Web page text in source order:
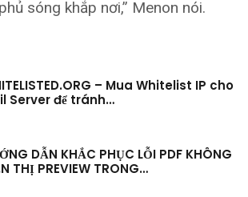
sóng khắp nơi,” Menon nói.
– Mua Whitelist IP cho
Server để tránh…
DẪN KHẮC PHỤC LỖI PDF KHÔNG
THỊ PREVIEW TRONG…